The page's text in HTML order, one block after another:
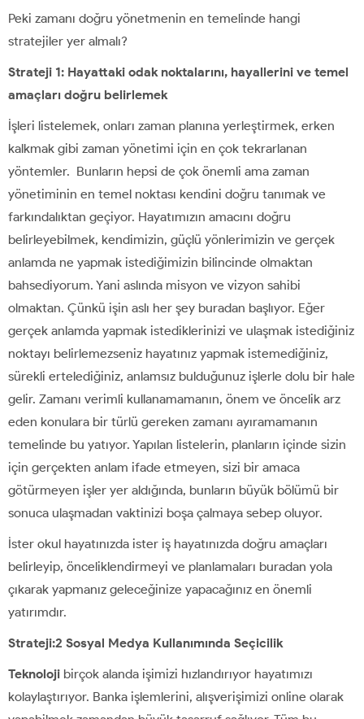
Peki zamanı doğru yönetmenin en temelinde hangi
stratejiler yer almalı?
Strateji 1: Hayattaki odak noktalarını, hayallerini ve temel
amaçları doğru belirlemek
İşleri listelemek, onları zaman planına yerleştirmek, erken
kalkmak gibi zaman yönetimi için en çok tekrarlanan
yöntemler. Bunların hepsi de çok önemli ama zaman
yönetiminin en temel noktası kendini doğru tanımak ve
farkındalıktan geçiyor. Hayatımızın amacını doğru
belirleyebilmek, kendimizin, güçlü yönlerimizin ve gerçek
anlamda ne yapmak istediğimizin bilincinde olmaktan
bahsediyorum. Yani aslında misyon ve vizyon sahibi
olmaktan. Çünkü işin aslı her şey buradan başlıyor. Eğer
gerçek anlamda yapmak istediklerinizi ve ulaşmak istediğiniz
noktayı belirlemezseniz hayatınız yapmak istemediğiniz,
sürekli ertelediğiniz, anlamsız bulduğunuz işlerle dolu bir hale
gelir. Zamanı verimli kullanamamanın, önem ve öncelik arz
eden konulara bir türlü gereken zamanı ayıramamanın
temelinde bu yatıyor. Yapılan listelerin, planların içinde sizin
için gerçekten anlam ifade etmeyen, sizi bir amaca
götürmeyen işler yer aldığında, bunların büyük bölümü bir
sonuca ulaşmadan vaktinizi boşa çalmaya sebep oluyor.
İster okul hayatınızda ister iş hayatınızda doğru amaçları
belirleyip, önceliklendirmeyi ve planlamaları buradan yola
çıkarak yapmanız geleceğinize yapacağınız en önemli
yatırımdır.
Strateji:2 Sosyal Medya Kullanımında Seçicilik
Teknoloji birçok alanda işimizi hızlandırıyor hayatımızı
kolaylaştırıyor. Banka işlemlerini, alışverişimizi online olarak